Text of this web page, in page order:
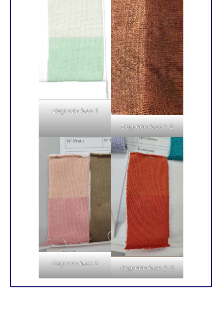
Degrado luce 1
Degrado luce 1-2
Degrado luce 2
Degrado luce 2-3